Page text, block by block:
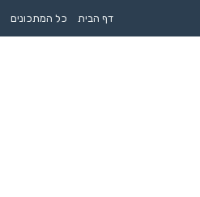
דף הבית כל המתכונים